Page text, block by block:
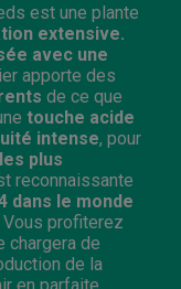
est une plante
extensive.
avec une
apporte des
de ce que
touche acide
intense, pour
plus
reconnaissante
dans le monde
. Vous profiterez
chargera de
de la
en parfaite